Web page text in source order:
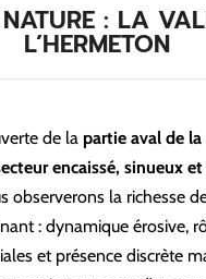
: LA
L’HERMETON
de la partie aval de
encaissé, sinueux et
observerons la richesse
: dynamique érosive,
et présence discrète